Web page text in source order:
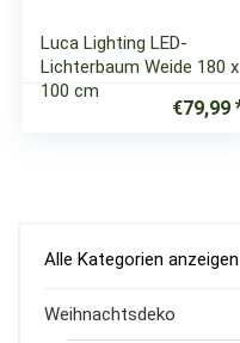
Luca Lighting LED-
Lichterbaum Weide 180 x
100 cm
€79,99
Alle Kategorien anzeigen
Weihnachtsdeko